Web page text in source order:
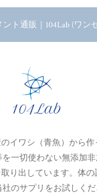
ト通販｜104Lab (ワン
イワシ（青魚）から
一切使わない無添加
り出しています。体
のサプリをお試しくだ